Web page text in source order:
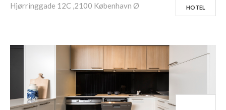
Hjørringgade 12C ,2100 København Ø HOTEL